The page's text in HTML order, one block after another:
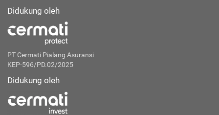
Didukung oleh
PT Cermati Pialang Asuransi
KEP-596/PD.02/2025
Didukung oleh